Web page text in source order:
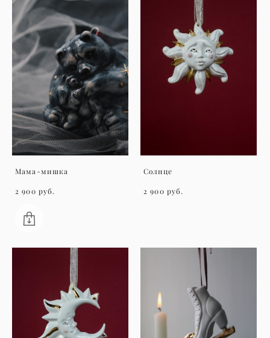
Мама-мишка
2 900 pуб.
Солнце
2 900 pуб.